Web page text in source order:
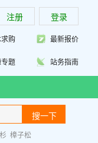
注册 登录
求购 最新报价
题 站务指南
樟子松